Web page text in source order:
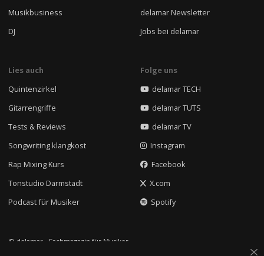
Musikbusiness
DJ
delamar Newsletter
Jobs bei delamar
Lies auch
Quintenzirkel
Gitarrengriffe
Tests & Reviews
Songwriting klangkost
Rap Mixing Kurs
Tonstudio Darmstadt
Podcast für Musiker
Folge uns
delamar TECH
delamar TUTS
delamar TV
Instagram
Facebook
X.com
Spotify
© delamar - Fachmagazin für Musiker